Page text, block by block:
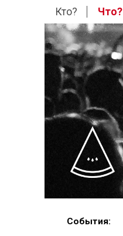
Кто? Что?
События: